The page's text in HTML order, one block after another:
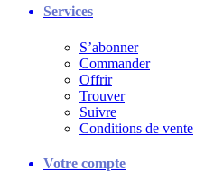
Services
S’abonner
Commander
Offrir
Trouver
Suivre
Conditions de vente
Votre compte